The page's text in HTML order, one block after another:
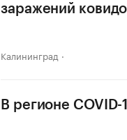
заражений
Калининград
В регионе